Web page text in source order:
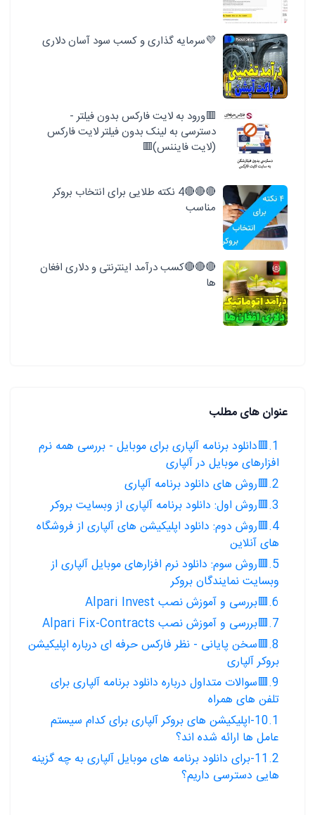
💜سرمایه گذاری و کسب سود آسان دلاری
🟥ورود به لایت فارکس بدون فیلتر -
دسترسی به لینک بدون فیلتر لایت فارکس
(لایت فایننس)🟥
🔴🔴🔴4 نکته طلایی برای انتخاب بروکر
مناسب
🔴🔴🔴کسب درآمد اینترنتی و دلاری افغان
ها
عنوان های مطلب
1.🟥دانلود برنامه آلپاری برای موبایل - بررسی همه نرم
افزارهای موبایل در آلپاری
2.🟥روش های دانلود برنامه آلپاری
3.🟥روش اول: دانلود برنامه آلپاری از وبسایت بروکر
4.🟥روش دوم: دانلود اپلیکیشن های آلپاری از فروشگاه
های آنلاین
5.🟥روش سوم: دانلود نرم افزارهای موبایل آلپاری از
وبسایت نمایندگان بروکر
6.🟥بررسی و آموزش نصب Alpari Invest
7.🟥بررسی و آموزش نصب Alpari Fix-Contracts
8.🟥سخن پایانی - نظر فارکس حرفه ای درباره اپلیکیشن
بروکر آلپاری
9.🟥سوالات متداول درباره دانلود برنامه آلپاری برای
تلفن های همراه
10.1-اپلیکیشن های بروکر آلپاری برای کدام سیستم
عامل ها ارائه شده اند؟
11.2-برای دانلود برنامه های موبایل آلپاری به چه گزینه
هایی دسترسی داریم؟